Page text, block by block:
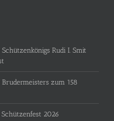
Rudi I. Smit
zum 158
2026